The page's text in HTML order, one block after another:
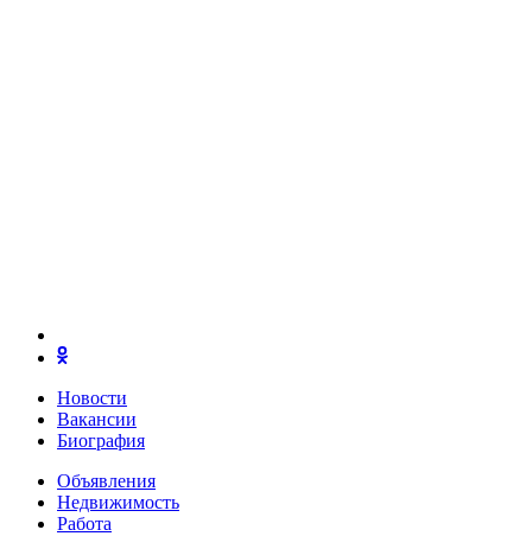
Новости
Вакансии
Биография
Объявления
Недвижимость
Работа